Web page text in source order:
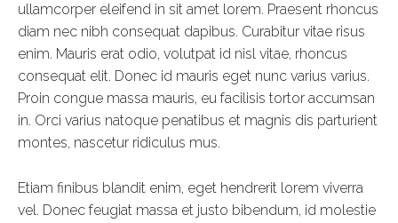
ullamcorper eleifend in sit amet lorem. Praesent rhoncus
diam nec nibh consequat dapibus. Curabitur vitae risus
enim. Mauris erat odio, volutpat id nisl vitae, rhoncus
consequat elit. Donec id mauris eget nunc varius varius.
Proin congue massa mauris, eu facilisis tortor accumsan
in. Orci varius natoque penatibus et magnis dis parturient
montes, nascetur ridiculus mus.
Etiam finibus blandit enim, eget hendrerit lorem viverra
vel. Donec feugiat massa et justo bibendum, id molestie